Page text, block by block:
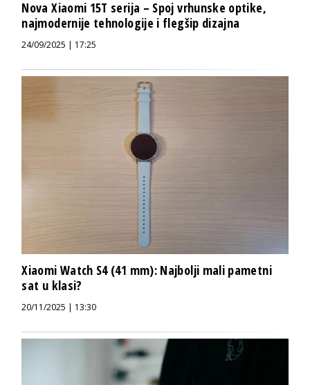
Nova Xiaomi 15T serija – Spoj vrhunske optike,
najmodernije tehnologije i flegšip dizajna
24/09/2025 | 17:25
Xiaomi Watch S4 (41 mm): Najbolji mali pametni
sat u klasi?
20/11/2025 | 13:30